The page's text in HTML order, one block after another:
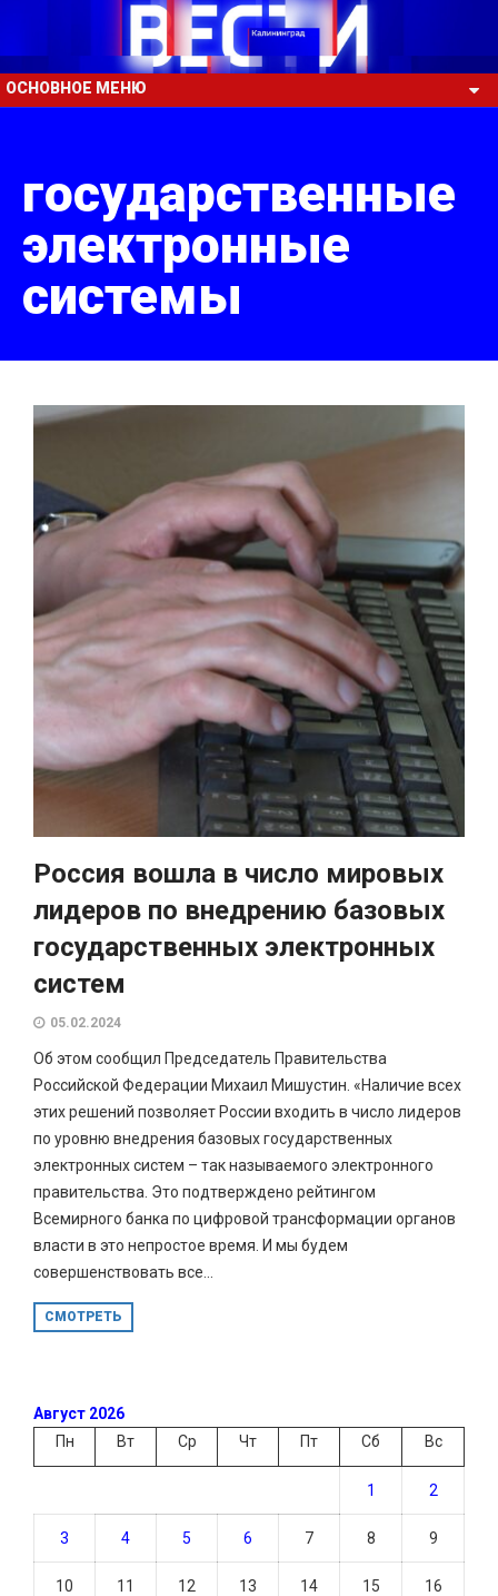
ОСНОВНОЕ МЕНЮ
государственные
электронные
системы
Россия вошла в число мировых
лидеров по внедрению базовых
государственных электронных
систем
05.02.2024
Об этом сообщил Председатель Правительства
Российской Федерации Михаил Мишустин. «Наличие всех
этих решений позволяет России входить в число лидеров
по уровню внедрения базовых государственных
электронных систем – так называемого электронного
правительства. Это подтверждено рейтингом
Всемирного банка по цифровой трансформации органов
власти в это непростое время. И мы будем
совершенствовать все...
СМОТРЕТЬ
Август 2026
Пн
Вт Ср Чт Пт Сб Вс
1 2
3 4 5 6 7 8 9
10 11 12 13 14 15 16